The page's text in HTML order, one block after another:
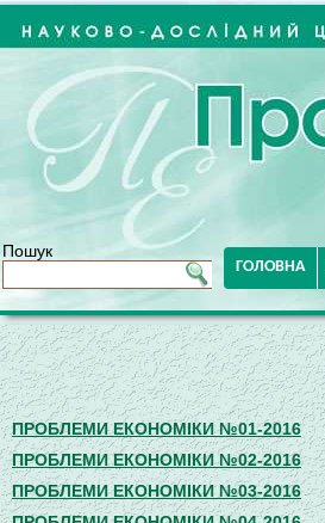
Пошук
ГОЛОВНА
ПРОБЛЕМИ ЕКОНОМІКИ №01-2016
ПРОБЛЕМИ ЕКОНОМІКИ №02-2016
ПРОБЛЕМИ ЕКОНОМІКИ №03-2016